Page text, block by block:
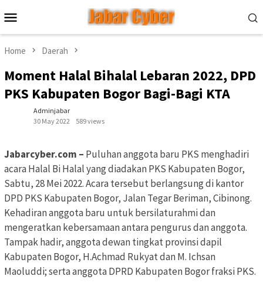
to
contentMenu
Home Daerah
Moment Halal Bihalal Lebaran 2022, DPD
PKS Kabupaten Bogor Bagi-Bagi KTA
Adminjabar
30 May 2022
589 views
Jabarcyber.com – Puluhan anggota baru PKS menghadiri
acara Halal Bi Halal yang diadakan PKS Kabupaten Bogor,
Sabtu, 28 Mei 2022. Acara tersebut berlangsung di kantor
DPD PKS Kabupaten Bogor, Jalan Tegar Beriman, Cibinong.
Kehadiran anggota baru untuk bersilaturahmi dan
mengeratkan kebersamaan antara pengurus dan anggota.
Tampak hadir, anggota dewan tingkat provinsi dapil
Kabupaten Bogor, H.Achmad Rukyat dan M. Ichsan
Maoluddi; serta anggota DPRD Kabupaten Bogor fraksi PKS.